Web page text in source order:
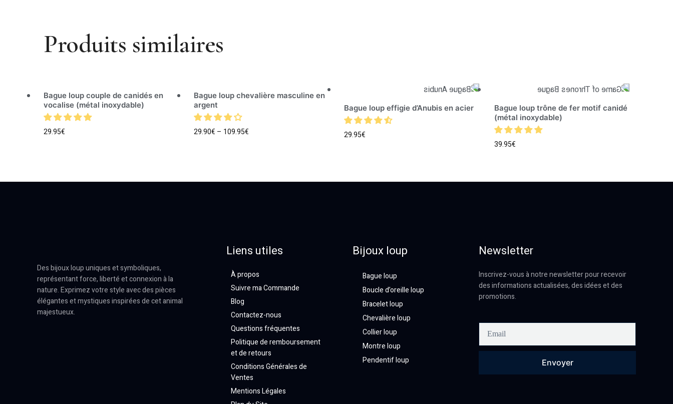
Produits similaires
Bague loup couple de canidés en
vocalise (métal inoxydable)
29.95€
Bague loup chevalière masculine en
argent
29.90€ – 109.95€
Bague loup effigie d’Anubis en acier
29.95€
Bague loup trône de fer motif canidé
(métal inoxydable)
39.95€
Des bijoux loup uniques et symboliques,
représentant force, liberté et connexion à la
nature. Exprimez votre style avec des pièces
élégantes et mystiques inspirées de cet animal
majestueux.
Liens utiles
À propos
Suivre ma Commande
Blog
Contactez-nous
Questions fréquentes
Politique de remboursement
et de retours
Conditions Générales de
Ventes
Mentions Légales
Bijoux loup
Bague loup
Boucle d’oreille loup
Bracelet loup
Chevalière loup
Collier loup
Montre loup
Pendentif loup
Newsletter
Inscrivez-vous à notre newsletter pour recevoir
des informations actualisées, des idées et des
promotions.
Envoyer